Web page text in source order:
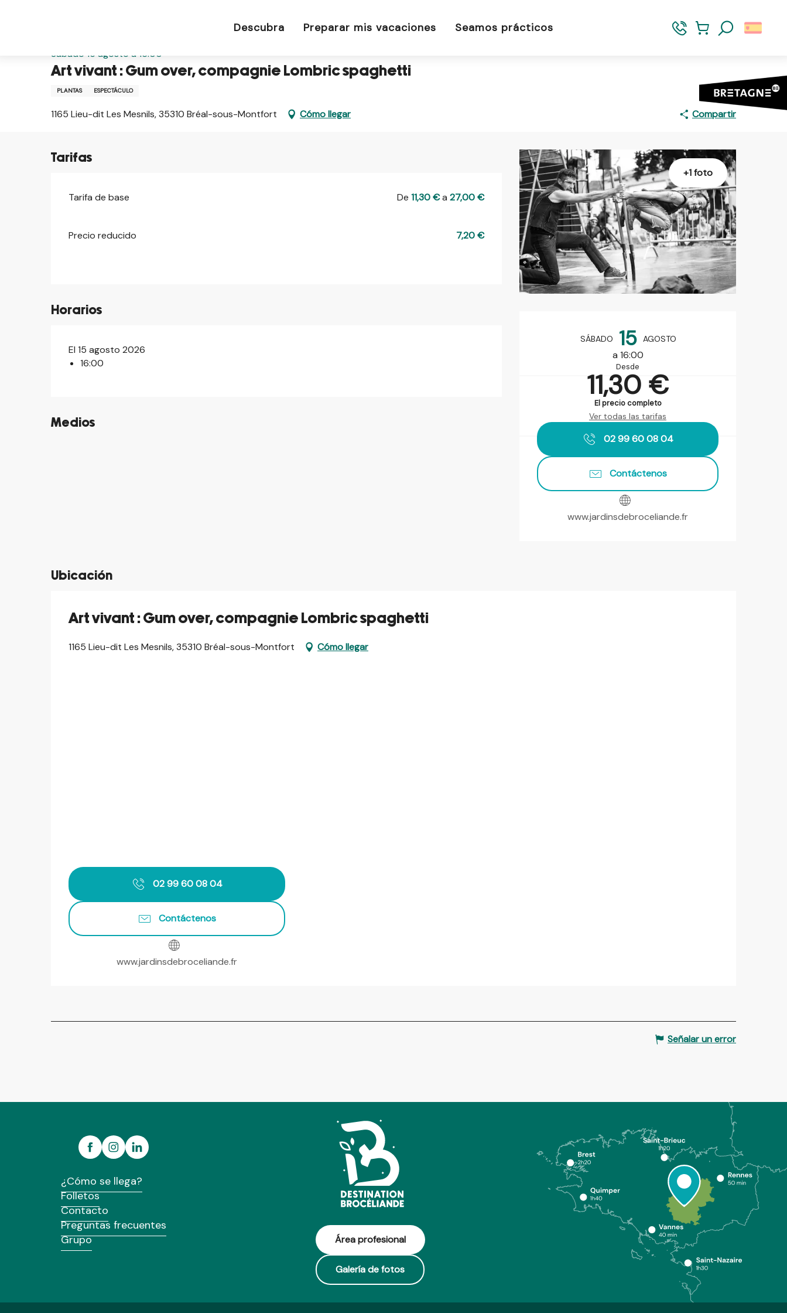
Descubra Preparar mis vacaciones Seamos prácticos
Sábado 15 agosto a 16:00
Art vivant : Gum over, compagnie Lombric spaghetti
PLANTAS ESPECTÁCULO
1165 Lieu-dit Les Mesnils, 35310 Bréal-sous-Montfort Cómo llegar Compartir
+1 foto
Horarios y datos de
SÁBADO 15 AGOSTO
a 16:00
Desde
11,30 €
El precio completo
Ver todas las tarifas
02 99 60 08 04
Contáctenos
www.jardinsdebroceliande.fr
Tarifas
Tarifa de base De11,30 €a27,00 €
Precio reducido 7,20 €
Horarios
El 15 agosto 2026
16:00
Medios
©
Ubicación
Art vivant : Gum over, compagnie Lombric spaghetti
1165 Lieu-dit Les Mesnils, 35310 Bréal-sous-Montfort Cómo llegar
02 99 60 08 04
Contáctenos
www.jardinsdebroceliande.fr
Señalar un error
¿Cómo se llega?
Folletos
Contacto
Preguntas frecuentes
Grupo
Área profesional
Galería de fotos